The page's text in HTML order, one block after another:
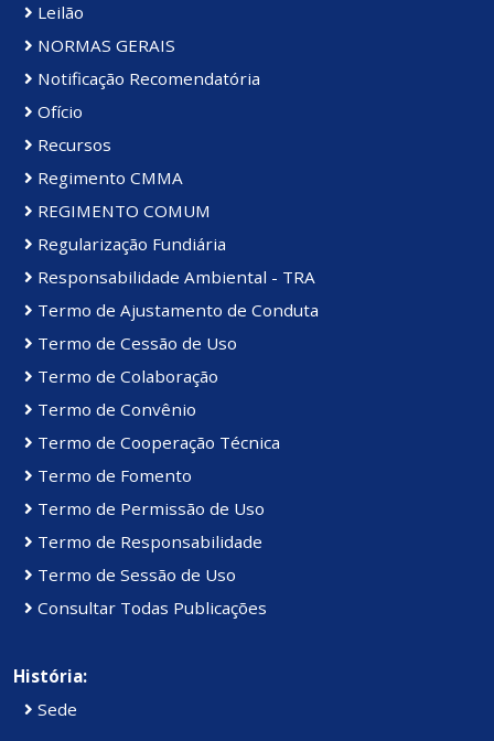
Leilão
NORMAS GERAIS
Notificação Recomendatória
Ofício
Recursos
Regimento CMMA
REGIMENTO COMUM
Regularização Fundiária
Responsabilidade Ambiental - TRA
Termo de Ajustamento de Conduta
Termo de Cessão de Uso
Termo de Colaboração
Termo de Convênio
Termo de Cooperação Técnica
Termo de Fomento
Termo de Permissão de Uso
Termo de Responsabilidade
Termo de Sessão de Uso
Consultar Todas Publicações
História:
Sede